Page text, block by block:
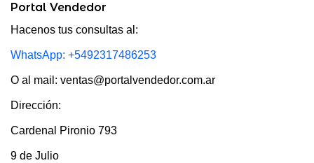
Portal Vendedor
Hacenos tus consultas al:
WhatsApp: +5492317486253
O al mail: ventas@portalvendedor.com.ar
Dirección:
Cardenal Pironio 793
9 de Julio